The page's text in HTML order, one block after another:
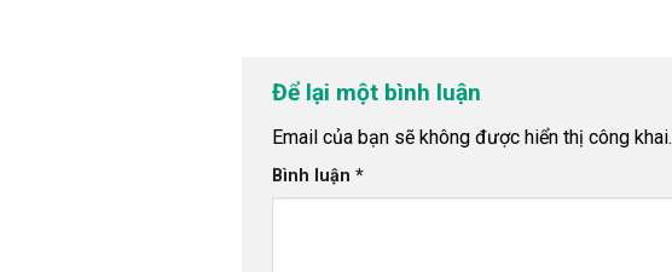
Để lại một bình luận
Email của bạn sẽ không được hiển thị công khai.
Bình luận *